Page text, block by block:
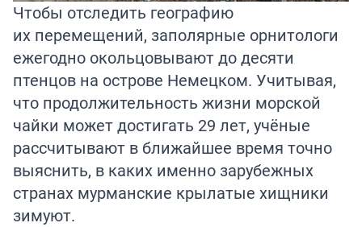
Чтобы отследить географию
их перемещений, заполярные орнитологи
ежегодно окольцовывают до десяти
птенцов на острове Немецком. Учитывая,
что продолжительность жизни морской
чайки может достигать 29 лет, учёные
рассчитывают в ближайшее время точно
выяснить, в каких именно зарубежных
странах мурманские крылатые хищники
зимуют.